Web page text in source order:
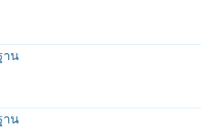
าน
าน